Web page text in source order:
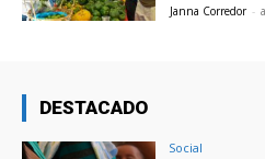
Janna Corredor -
DESTACADO
Social